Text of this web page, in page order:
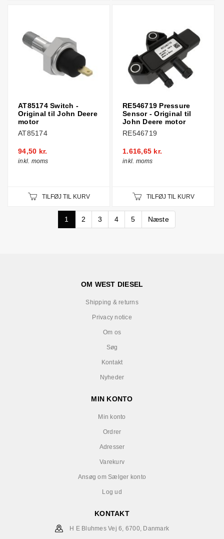
AT85174 Switch -
Original til John Deere
motor
AT85174
94,50 kr.
inkl. moms
TILFØJ TIL KURV
RE546719 Pressure
Sensor - Original til
John Deere motor
RE546719
1.616,65 kr.
inkl. moms
TILFØJ TIL KURV
1 2 3 4 5 Næste
OM WEST DIESEL
Shipping & returns
Privacy notice
Om os
Søg
Kontakt
Nyheder
MIN KONTO
Min konto
Ordrer
Adresser
Varekurv
Ansøg om Sælger konto
Log ud
KONTAKT
H E Bluhmes Vej 6, 6700, Danmark